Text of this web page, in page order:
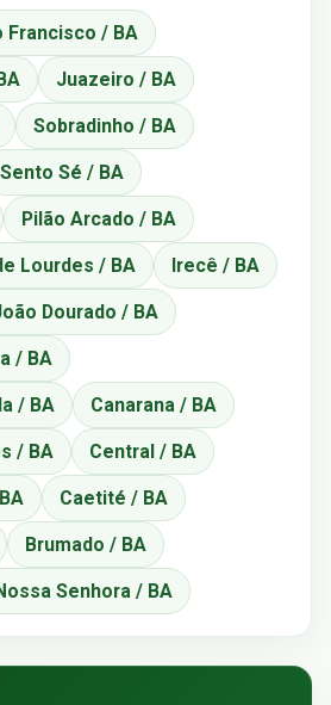
Francisco / BA
Juazeiro / BA
Sobradinho / BA
Sento Sé / BA
Pilão Arcado / BA
Lourdes / BA Irecê / BA
Dourado / BA
/ BA
/ BA Canarana / BA
/ BA Central / BA
Caetité / BA
Brumado / BA
Senhora / BA